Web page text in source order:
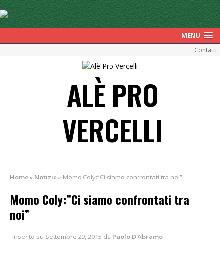
MENU
Contatti
ALÈ PRO
VERCELLI
Home » Notizie » Momo Coly:”Ci siamo confrontati tra noi”
Momo Coly:”Ci siamo confrontati tra
noi”
Inserito su Settembre 29, 2015 da Paolo D'Abramo